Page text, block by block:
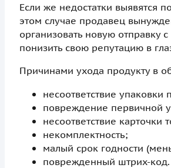
Если же недостатки выявятся
этом случае продавец
организовать новую отправку
понизить свою репутацию в
Причинами ухода продукту в
несоответствие
повреждение первичной
несоответствие карточки
некомплектность;
малый срок годности
поврежденный штрих-код.